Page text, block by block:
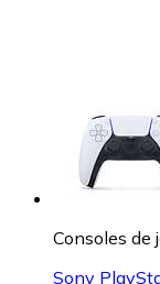
Consoles de
Sony